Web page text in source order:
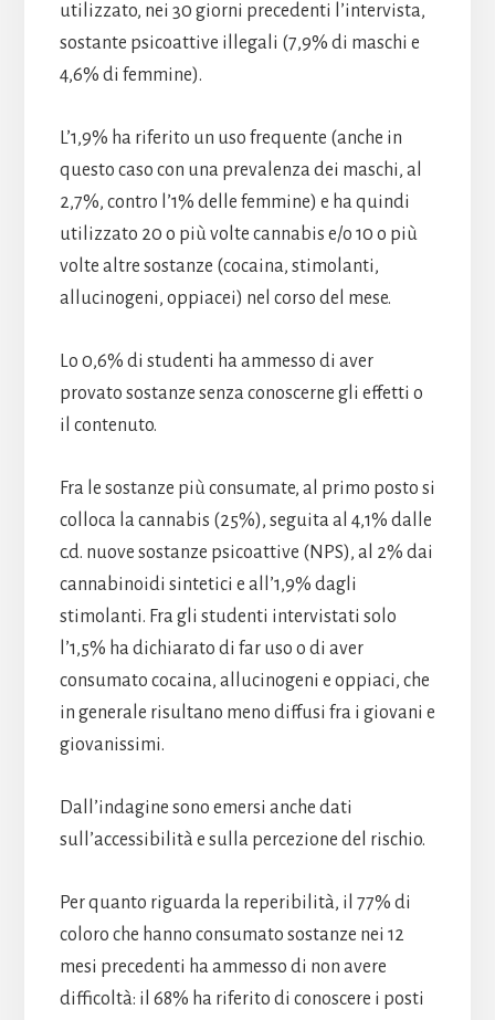
utilizzato, nei 30 giorni precedenti l’intervista,
sostante psicoattive illegali (7,9% di maschi e
4,6% di femmine).
L’1,9% ha riferito un uso frequente (anche in
questo caso con una prevalenza dei maschi, al
2,7%, contro l’1% delle femmine) e ha quindi
utilizzato 20 o più volte cannabis e/o 10 o più
volte altre sostanze (cocaina, stimolanti,
allucinogeni, oppiacei) nel corso del mese.
Lo 0,6% di studenti ha ammesso di aver
provato sostanze senza conoscerne gli effetti o
il contenuto.
Fra le sostanze più consumate, al primo posto si
colloca la cannabis (25%), seguita al 4,1% dalle
c.d. nuove sostanze psicoattive (NPS), al 2% dai
cannabinoidi sintetici e all’1,9% dagli
stimolanti. Fra gli studenti intervistati solo
l’1,5% ha dichiarato di far uso o di aver
consumato cocaina, allucinogeni e oppiaci, che
in generale risultano meno diffusi fra i giovani e
giovanissimi.
Dall’indagine sono emersi anche dati
sull’accessibilità e sulla percezione del rischio.
Per quanto riguarda la reperibilità, il 77% di
coloro che hanno consumato sostanze nei 12
mesi precedenti ha ammesso di non avere
difficoltà: il 68% ha riferito di conoscere i posti